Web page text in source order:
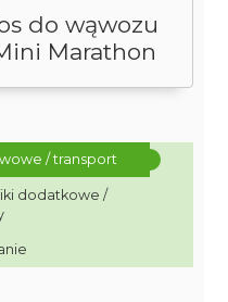
do wąwozu
Marathon
/ transport
dodatkowe /